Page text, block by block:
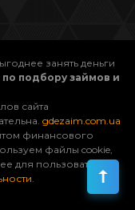
занять деньги
подбору займов и
сайта
gdezaim.com.ua
финансового
файлы cookie,
для пользователей.
.